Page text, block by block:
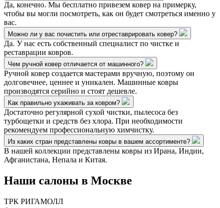
Да, конечно. Мы бесплатно привезем ковер на примерку,
чтобы вы могли посмотреть, как он будет смотреться именно у
вас.
Можно ли у вас почистить или отреставрировать ковер?
Да. У нас есть собственный специалист по чистке и
реставрации ковров.
Чем ручной ковер отличается от машинного?
Ручной ковер создается мастерами вручную, поэтому он
долговечнее, ценнее и уникален. Машинные ковры
производятся серийно и стоят дешевле.
Как правильно ухаживать за ковром?
Достаточно регулярной сухой чистки, пылесоса без
турбощетки и средств без хлора. При необходимости
рекомендуем профессиональную химчистку.
Из каких стран представлены ковры в вашем ассортименте?
В нашей коллекции представлены ковры из Ирана, Индии,
Афганистана, Непала и Китая.
Наши салоны в Москве
ТРК РИГАМОЛЛ